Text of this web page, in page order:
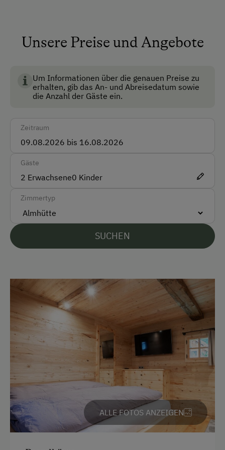
Anfahrtsmöglichkeiten
Akzeptierte Zahlungsmittel
Überweisung / SEPA
Deutsch
Englisch
Unterkunftsart
Klassische Almhütte
Am Betrieb
Garten/Wiese
Ausstattung der Wohneinheit
Bettwäsche vorhanden
Freizeitaktivitäten am Betrieb und in der
Umgebung
Unsere Preise und Angebote
Um Informationen über die genauen Preise zu
erhalten, gib das An- und Abreisedatum sowie
die Anzahl der Gäste ein.
Zeitraum
Gäste
2 Erwachsene0 Kinder
Zimmertyp
SUCHEN
ALLE FOTOS ANZEIGEN